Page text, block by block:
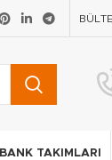
BANK TAKIMLARI